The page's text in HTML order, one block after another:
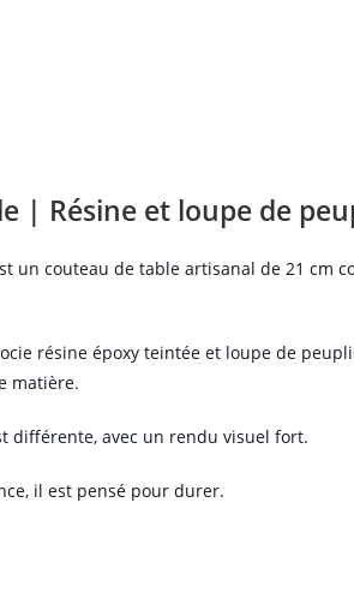
| Résine et loupe de
un couteau de table artisanal de 21 cm
résine époxy teintée et loupe de
matière.
différente, avec un rendu visuel fort.
il est pensé pour durer.